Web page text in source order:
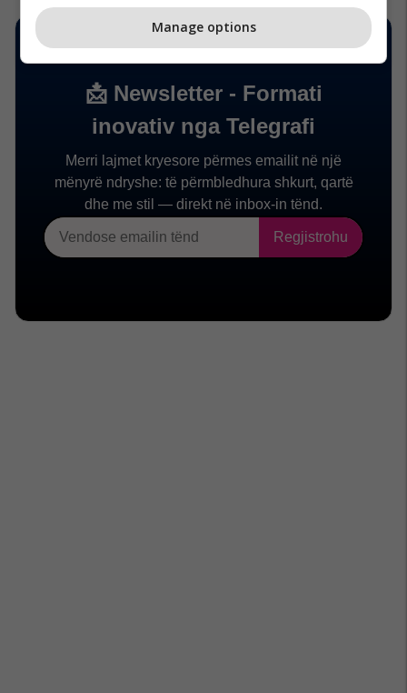
Manage options